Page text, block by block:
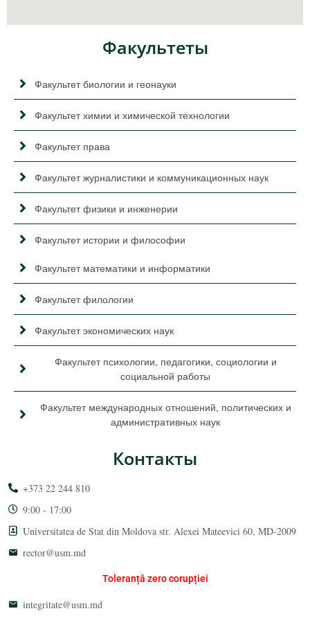
Факультеты
Факультет биологии и геонауки
Факультет химии и химической технологии
Факультет права
Факультет журналистики и коммуникационных наук
Факультет физики и инженерии
Факультет истории и философии
Факультет математики и информатики
Факультет филологии
Факультет экономических наук
Факультет психологии, педагогики, социологии и
социальной работы
Факультет международных отношений, политических и
административных наук
Контакты
+373 22 244 810
9:00 - 17:00
Universitatea de Stat din Moldova str. Alexei Mateevici 60, MD-2009
rector@usm.md
Toleranță zero corupției
integritate@usm.md